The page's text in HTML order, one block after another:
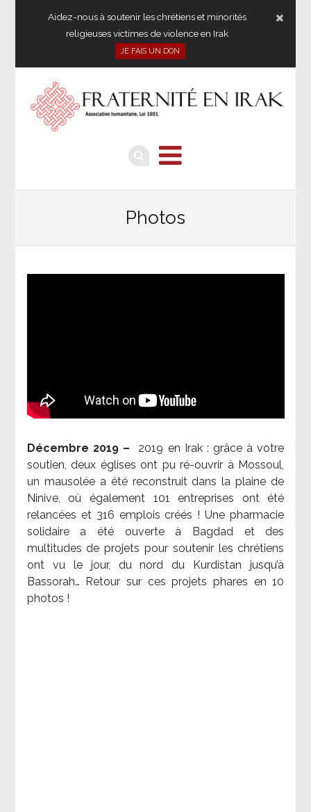
Aidez-nous à soutenir les chrétiens et minorités
religieuses victimes de violence en Irak
JE FAIS UN DON
Photos
Décembre 2019 – 2019 en Irak : grâce à votre
soutien, deux églises ont pu ré-ouvrir à Mossoul,
un mausolée a été reconstruit dans la plaine de
Ninive, où également 101 entreprises ont été
relancées et 316 emplois créés ! Une pharmacie
solidaire a été ouverte à Bagdad et des
multitudes de projets pour soutenir les chrétiens
ont vu le jour, du nord du Kurdistan jusqu’à
Bassorah… Retour sur ces projets phares en 10
photos !